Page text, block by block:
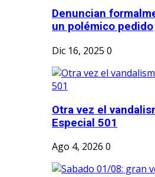
Denuncian
un polémico pedido
Dic 16, 2025 0
Otra vez el
Especial 501
Ago 4, 2026 0